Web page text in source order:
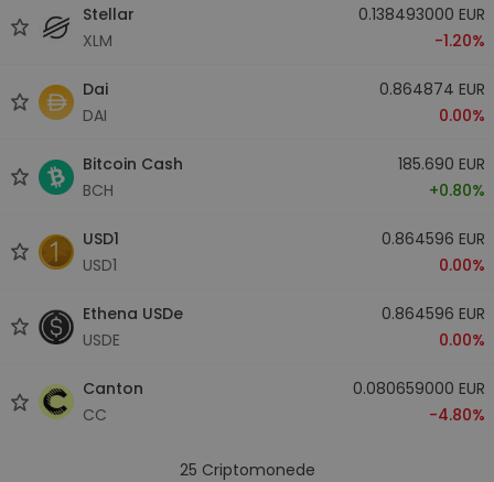
Stellar
XLM
0.138493000 EUR
-1.20%
Dai
DAI
0.864874 EUR
0.00%
Bitcoin Cash
BCH
185.690 EUR
+0.80%
USD1
USD1
0.864596 EUR
0.00%
Ethena USDe
USDE
0.864596 EUR
0.00%
Canton
CC
0.080659000 EUR
-4.80%
25 Criptomonede